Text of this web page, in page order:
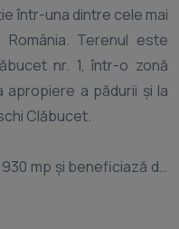
într-una dintre cele mai
Terenul este
nr. 1, într-o zonă
apropiere a pădurii și la
Clăbucet.
mp și beneficiază de
sau turistic. Terenul